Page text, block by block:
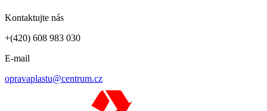
Kontaktujte nás
+(420) 608 983 030
E-mail
opravaplastu@centrum.cz